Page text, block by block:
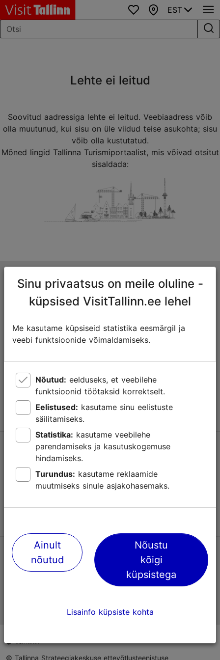
Lemmikud
Kaart
EST
Lehte ei leitud
Soovitud aadressiga lehte ei leitud. Veebiaadress võib
olla muutunud, kui sisu on üle viidud teise asukohta; sisu
võib olla kustutatud.
Mõned lingid Tallinna Turismiportaalist, mis võivad otsitut
sisaldada:
Tallinna turismiinfokeskus
Niguliste 2, 10146 Tallinn, Eesti
info@visittallinn.ee
Jälgi meid @ VisitTallinn
Kasutajatingimused
Võta meiega ühendust
TripAdvisori® hinnangud ja arvustused
© Tallinna Strateegiakeskuse ettevõtlusteenistuse
Sinu privaatsus on meile oluline -
küpsised VisitTallinn.ee lehel
Me kasutame küpsiseid statistika eesmärgil ja
veebi funktsioonide võimaldamiseks.
Nõutud:
funktsioonid töötaksid korrektselt.
Eelistused:
säilitamiseks.
Statistika:
parendamiseks ja kasutuskogemuse
hindamiseks.
Turundus:
muutmiseks sinule asjakohasemaks.
Ainult
nõutud
Nõustu
kõigi
küpsistega
Lisainfo küpsiste kohta